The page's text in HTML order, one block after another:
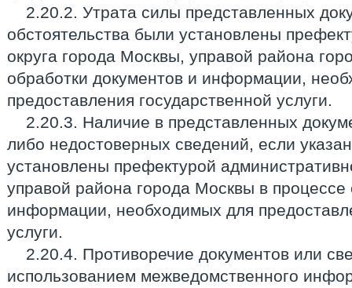
2.20.2. Утрата силы представленных
обстоятельства были установлены
округа города Москвы, управой района
обработки документов и информации,
предоставления государственной услуги.
2.20.3. Наличие в представленных
либо недостоверных сведений, если
установлены префектурой
управой района города Москвы в процессе
информации, необходимых для
услуги.
2.20.4. Противоречие документов или
использованием межведомственного